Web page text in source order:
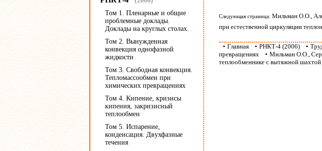
Том 1. Пленарные и общие
проблемные доклады.
Доклады на круглых столах.
Том 2. Вынужденная
конвекция однофазной
жидкости
Том 3. Свободная конвекция.
Тепломассообмен при
химических превращениях
Том 4. Кипение, кризисы
кипения, закризисный
теплообмен
Том 5. Испарение,
конденсация. Двухфазные
течения
Следующая страница: Мильман О.О.,
при естественной циркуляции
• Главная • РНКТ-4 (2006) •
превращениях • Мильман О.О.,
теплообменнике с вытяжной шахтой